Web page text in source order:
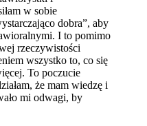
w sobie
dobra”, aby
I to pomimo
rzeczywistości
wszystko to, co się
To poczucie
że mam wiedzę i
mi odwagi, by